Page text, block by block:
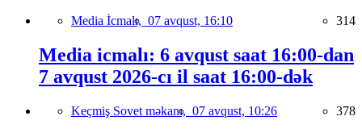
Media İcmalı, 07 avqust, 16:10 314
Media icmalı: 6 avqust saat 16:00-dan
7 avqust 2026-cı il saat 16:00-dək
Keçmiş Sovet məkanı, 07 avqust, 10:26 378